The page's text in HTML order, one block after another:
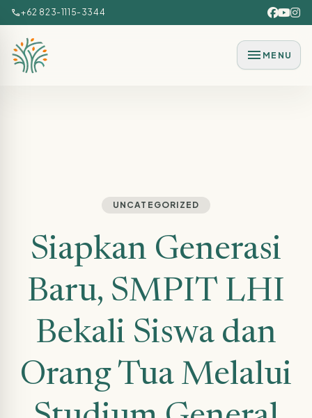
Lewati ke konten utama
call+62 823-1115-3344
menu MENU
UNCATEGORIZED
Siapkan Generasi
Baru, SMPIT LHI
Bekali Siswa dan
Orang Tua Melalui